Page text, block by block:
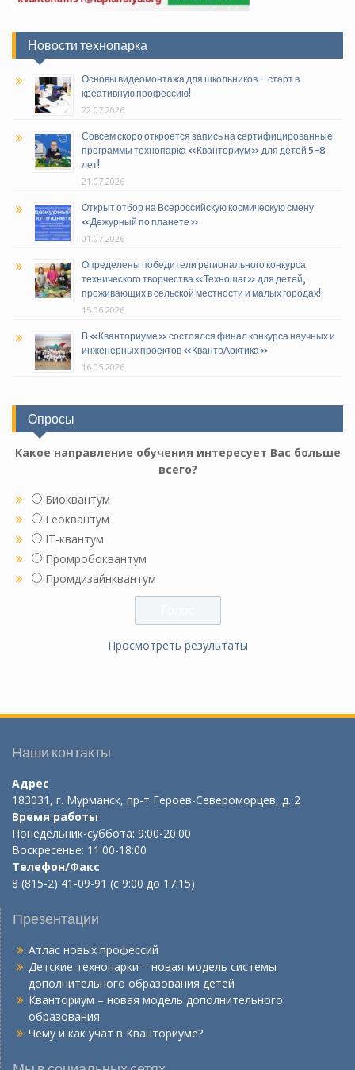
Новости технопарка
Основы видеомонтажа для школьников – старт в
креативную профессию!
22.07.2026
Совсем скоро откроется запись на сертифицированные
программы технопарка «Кванториум» для детей 5-8
лет!
21.07.2026
Открыт отбор на Всероссийскую космическую смену
«Дежурный по планете»
01.07.2026
Определены победители регионального конкурса
технического творчества «Техношаг» для детей,
проживающих в сельской местности и малых городах!
15.06.2026
В «Кванториуме» состоялся финал конкурса научных и
инженерных проектов «КвантоАрктика»
16.05.2026
Опросы
Какое направление обучения интересует Вас больше
всего?
Биоквантум
Геоквантум
IT-квантум
Промробоквантум
Промдизайнквантум
Просмотреть результаты
Наши контакты
Адрес
183031, г. Мурманск, пр-т Героев-Североморцев, д. 2
Время работы
Понедельник-суббота: 9:00-20:00
Воскресенье: 11:00-18:00
Телефон/Факс
8 (815-2) 41-09-91 (с 9:00 до 17:15)
Презентации
Атлас новых профессий
Детские технопарки – новая модель системы
дополнительного образования детей
Кванториум – новая модель дополнительного
образования
Чему и как учат в Кванториуме?